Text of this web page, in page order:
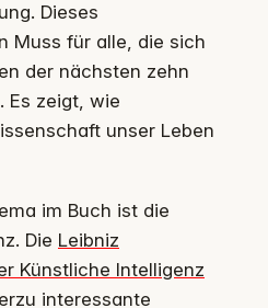
Dieses
Muss für alle, die sich
der nächsten zehn
Es zeigt, wie
unser Leben
im Buch ist die
Die Leibniz
Künstliche Intelligenz
interessante